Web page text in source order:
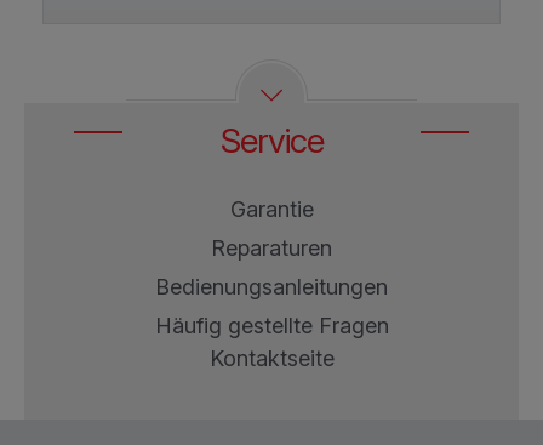
Service
Garantie
Reparaturen
Bedienungsanleitungen
Häufig gestellte Fragen
Kontaktseite